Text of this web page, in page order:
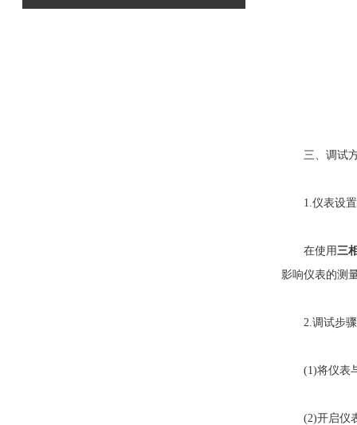
三、调试
1.仪表设置
在使用三
影响仪表的测
2.调试步骤
(1)将仪表与
(2)开启仪表